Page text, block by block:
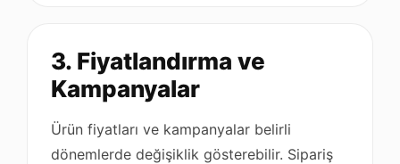
3. Fiyatlandırma ve
Kampanyalar
Ürün fiyatları ve kampanyalar belirli
dönemlerde değişiklik gösterebilir. Sipariş